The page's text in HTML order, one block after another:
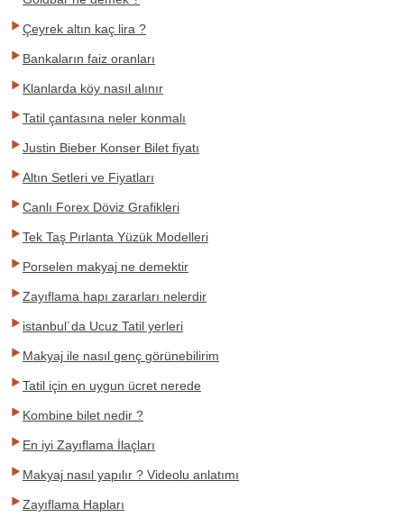
Çeyrek altın kaç lira ?
Bankaların faiz oranları
Klanlarda köy nasıl alınır
Tatil çantasına neler konmalı
Justin Bieber Konser Bilet fiyatı
Altın Setleri ve Fiyatları
Canlı Forex Döviz Grafikleri
Tek Taş Pırlanta Yüzük Modelleri
Porselen makyaj ne demektir
Zayıflama hapı zararları nelerdir
istanbul´da Ucuz Tatil yerleri
Makyaj ile nasıl genç görünebilirim
Tatil için en uygun ücret nerede
Kombine bilet nedir ?
En iyi Zayıflama İlaçları
Makyaj nasıl yapılır ? Videolu anlatımı
Zayıflama Hapları